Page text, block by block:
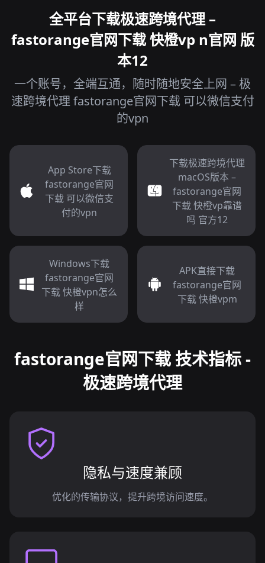
全平台下载极速跨境代理 –
fastorange官网下载 快橙vp n官网 版
本12
一个账号，全端互通，随时随地安全上网 – 极
速跨境代理 fastorange官网下载 可以微信支付
的vpn
App Store下载
fastorange官网
下载 可以微信支
付的vpn
下载极速跨境代理
macOS版本 –
fastorange官网
下载 快橙vp靠谱
吗 官方12
Windows下载
fastorange官网
下载 快橙vpn怎么
样
APK直接下载
fastorange官网
下载 快橙vpm
fastorange官网下载 技术指标 -
极速跨境代理
隐私与速度兼顾
优化的传输协议，提升跨境访问速度。